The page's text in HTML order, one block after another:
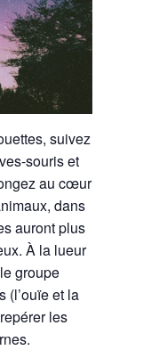
suivez
souris et
au cœur
dans
auront plus
À la lueur
groupe
(l’ouïe et la
les